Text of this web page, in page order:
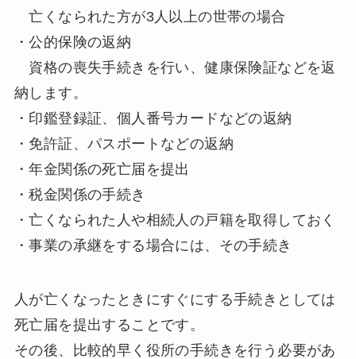
亡くなられた方が3人以上の世帯の場合
・公的保険の返納
資格の喪失手続きを行い、健康保険証などを返
納します。
・印鑑登録証、個人番号カードなどの返納
・免許証、パスポートなどの返納
・年金関係の死亡届を提出
・税金関係の手続き
・亡くなられた人や相続人の戸籍を取得しておく
・事業の承継をする場合には、その手続き
人が亡くなったときにすぐにする手続きとしては
死亡届を提出することです。
その後、比較的早く役所の手続きを行う必要があ